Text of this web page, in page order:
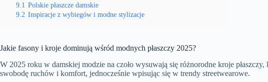
9.1 Polskie płaszcze damskie
9.2 Inspiracje z wybiegów i modne stylizacje
Jakie fasony i kroje dominują wśród modnych płaszczy 2025?
W 2025 roku w damskiej modzie na czoło wysuwają się różnorodne kroje
swobodę ruchów i komfort, jednocześnie wpisując się w trendy streetwearowe.